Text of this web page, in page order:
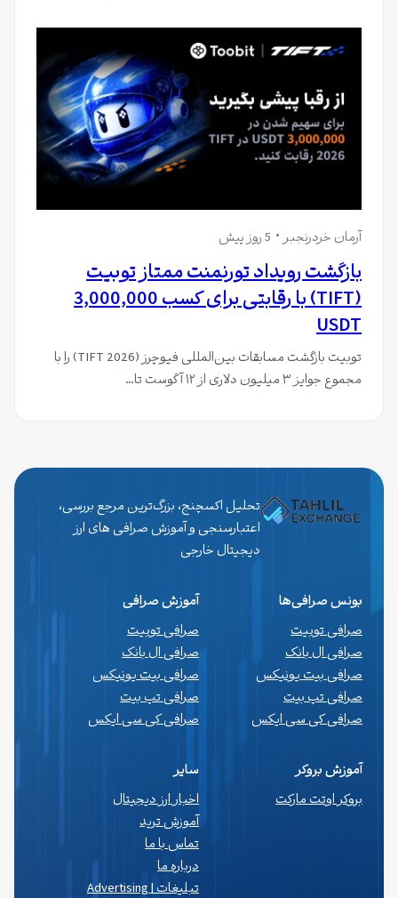
آرمان خردرنجبر 5 روز پیش
بازگشت رویداد تورنمنت ممتاز تو‌بیت
(TIFT) با رقابتی برای کسب 3,000,000
USDT
توبیت بازگشت مسابقات بین‌المللی فیوچرز (TIFT 2026) را با
مجموع جوایز ۳ میلیون دلاری از ۱۲ آگوست تا…
تحلیل اکسچنج، بزرگ‌ترین مرجع بررسی،
اعتبارسنجی و آموزش صرافی های ارز
دیجیتال خارجی
بونس صرافی‌ها
صرافی توبیت
صرافی ال بانک
صرافی بیت یونیکس
صرافی تپ بیت
صرافی کی سی ایکس
آموزش صرافی
صرافی توبیت
صرافی ال بانک
صرافی بیت یونیکس
صرافی تپ بیت
صرافی کی سی ایکس
آموزش بروکر
بروکر اوتت مارکت
سایر
اخبار ارز دیجیتال
آموزش ترید
تماس با ما
درباره ما
تبلیغات | Advertising